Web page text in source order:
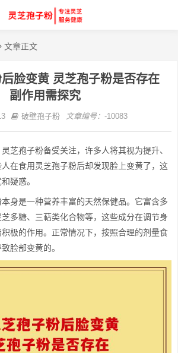
文章正文
脸变黄 灵芝孢子粉是否存在
副作用需探究
破壁孢子粉 文章编号： -10083
芝孢子粉备受关注，许多人将其视为提升、
在食用灵芝孢子粉后却发现脸上变黄了，这
疑惑。
身是一种营养丰富的天然保健品。它富含多
多糖、三萜类化合物等，这些成分在调节身
极的作用。正常情况下，按照合理的剂量食
脸部变黄的。